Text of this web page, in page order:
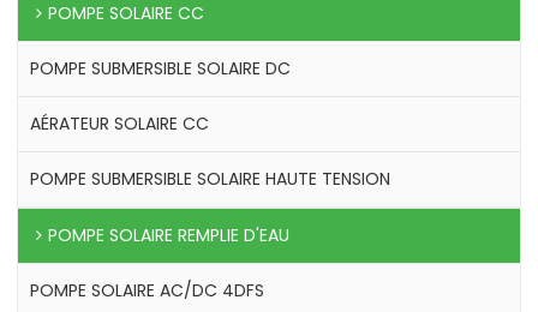
POMPE SOLAIRE CC
POMPE SUBMERSIBLE SOLAIRE DC
AÉRATEUR SOLAIRE CC
POMPE SUBMERSIBLE SOLAIRE HAUTE TENSION
POMPE SOLAIRE REMPLIE D'EAU
POMPE SOLAIRE AC/DC 4DFS